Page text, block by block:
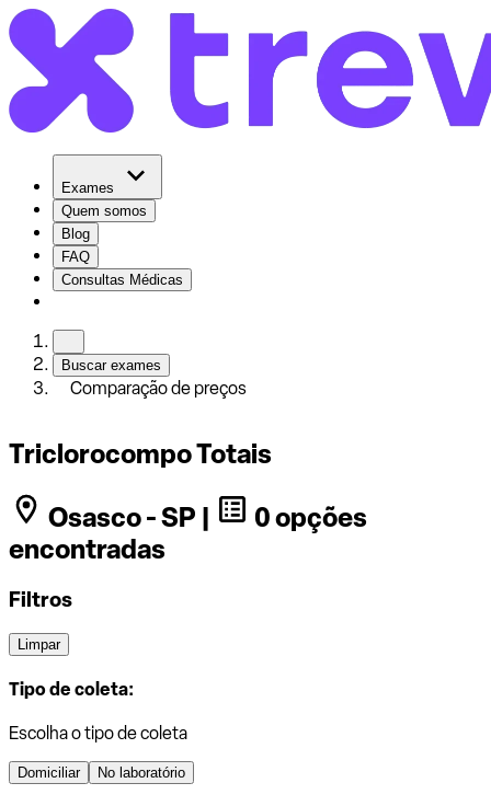
Exames
Quem somos
Blog
FAQ
Consultas Médicas
Buscar exames
Comparação de preços
Triclorocompo Totais
Osasco - SP |
0 opções
encontradas
Filtros
Limpar
Tipo de coleta:
Escolha o tipo de coleta
Domiciliar No laboratório